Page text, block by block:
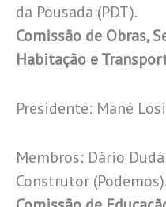
da Pousada (PDT).
Comissão de Obras,
Habitação e
Presidente: Mané
Membros: Dário
Construtor (Podemos).